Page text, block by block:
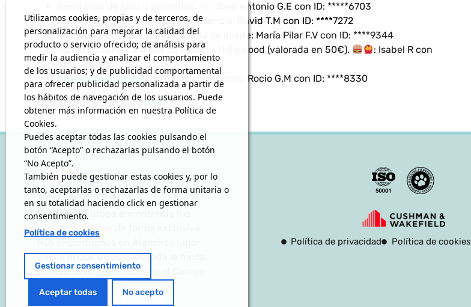
: José Antonio G.E con ID: *****6703
2 masajes y 2 presoterapias en Esencia: David T.M con ID: ****7272
Lencería + Pluma + Antifaz + Vela de aceite: María Pilar F.V con ID: ****9344
Comida o cena para dos en Foster’s Hollywood (valorada en 50€).
: Isabel R con
ID:****7859
El pack completo
con todos los premios: Rocio G.M con ID: ****8330
Consulta bases legales aquí
En Puerta Europa encontrarás tus
marcas favoritas de forma exclusiva.
desde el que ofrecemos toda la moda,
belleza, ocio y restauración al Campo
Política de privacidad Política de cookies
Utilizamos cookies, propias y de terceros, de
personalización para mejorar la calidad del
producto o servicio ofrecido; de análisis para
medir la audiencia y analizar el comportamiento
de los usuarios; y de publicidad comportamental
para ofrecer publicidad personalizada a partir de
los hábitos de navegación de los usuarios. Puede
obtener más información en nuestra Política de
Cookies.
Puedes aceptar todas las cookies pulsando el
botón “Acepto” o rechazarlas pulsando el botón
“No Acepto”.
También puede gestionar estas cookies y, por lo
tanto, aceptarlas o rechazarlas de forma unitaria o
en su totalidad haciendo click en gestionar
consentimiento.
Política de cookies
Gestionar consentimiento
Aceptar todas No acepto